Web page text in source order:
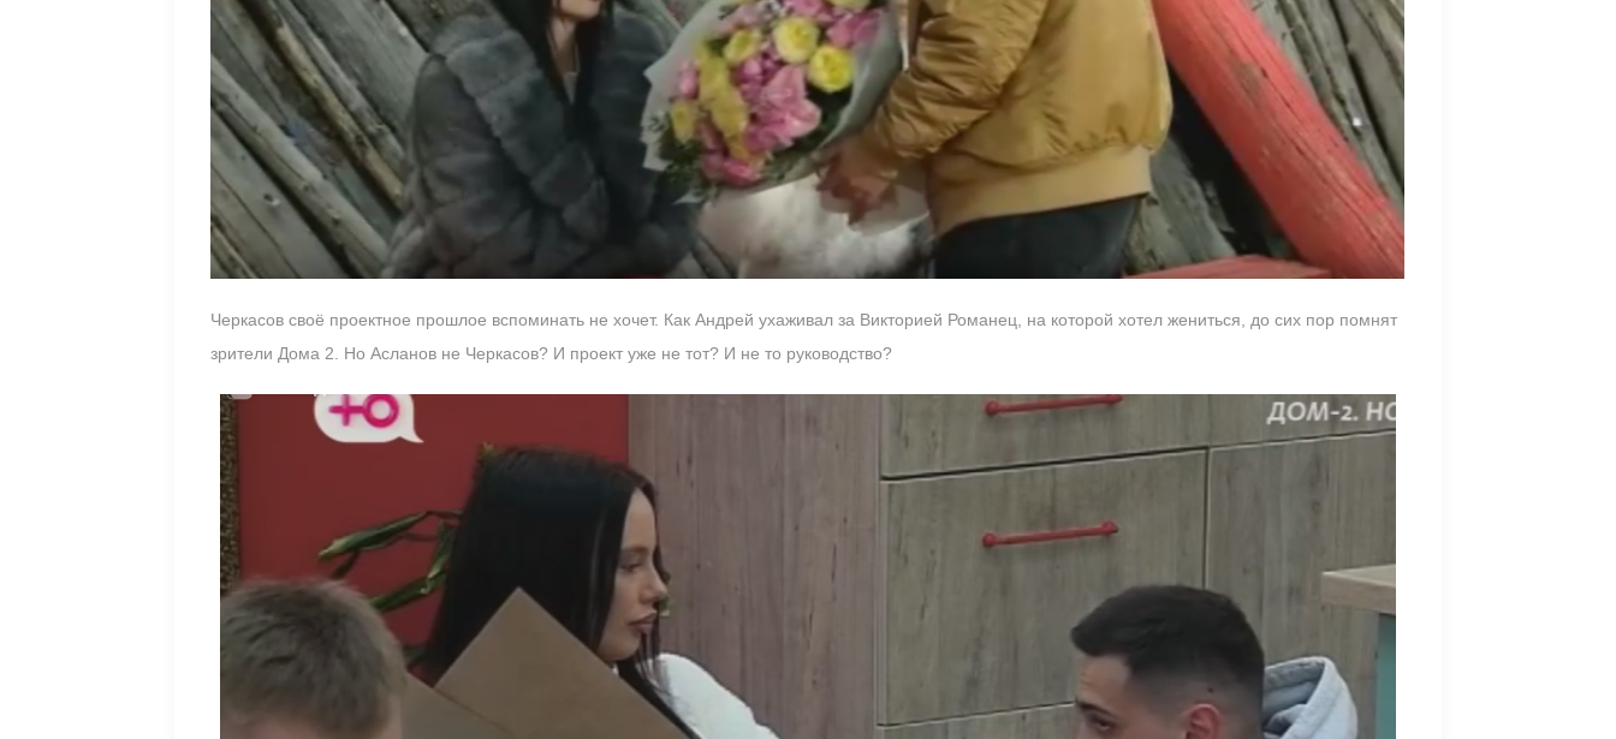
Черкасов своё проектное прошлое вспоминать не хочет. Как Андрей ухаживал за Викторией Романец, на которой хотел жениться, до сих пор помнят
зрители Дома 2. Но Асланов не Черкасов? И проект уже не тот? И не то руководство?